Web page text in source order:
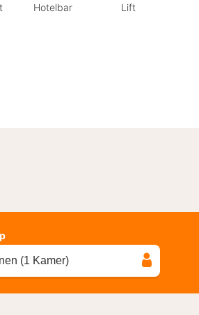
Hotelbar Lift
(1 Kamer)